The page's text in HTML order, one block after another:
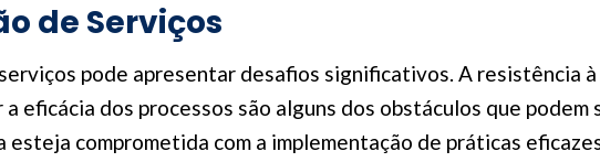
de Serviços
pode apresentar desafios significativos. A resistência
eficácia dos processos são alguns dos obstáculos que podem
comprometida com a implementação de práticas